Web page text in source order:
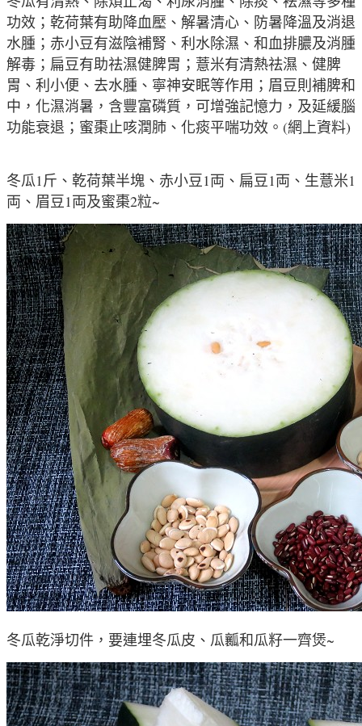
功效； 乾荷葉有助降血壓 、 解暑清心 、 防暑降溫及消退
水腫 ； 赤小豆有滋陰補腎、利水除濕、和血排膿及消腫
解毒 ； 扁豆有助祛濕健脾胃 ； 薏米有清熱祛濕、健脾
胃、利小便、去水腫、寧神安眠等作用 ； 眉豆則補脾和
中，化濕消暑，含豐富磷質，可增強記憶力，及延緩腦
功能衰退 ； 蜜棗止咳潤肺、化痰平喘功效。(網上資料)
冬瓜1斤、乾荷葉半塊、赤小豆1両、扁豆1両、生薏米1
両、眉豆1両及蜜棗2粒~
冬瓜乾淨切件，要連埋冬瓜皮、瓜瓤和瓜籽一齊煲~